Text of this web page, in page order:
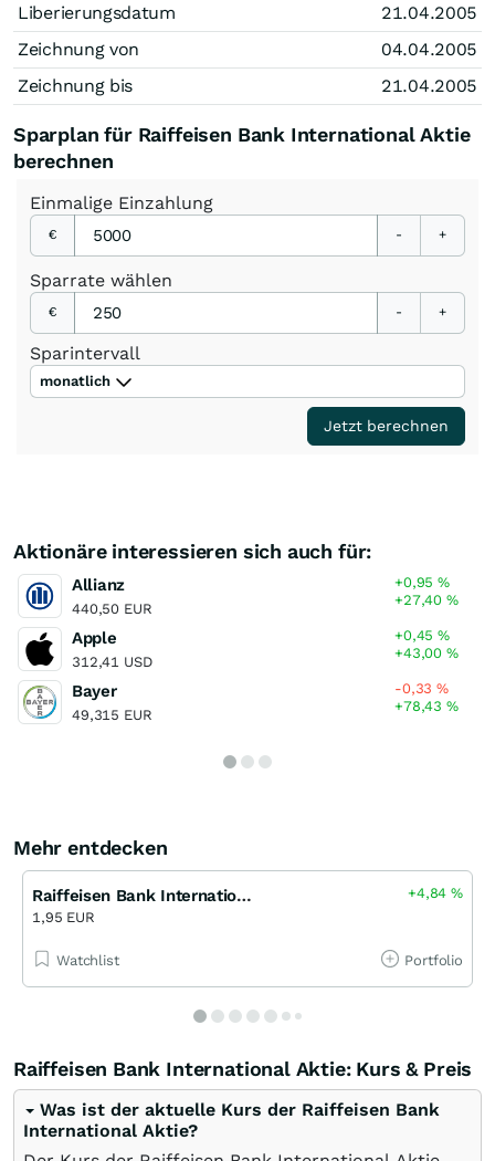
Liberierungsdatum
21.04.2005
Zeichnung von
04.04.2005
Zeichnung bis
21.04.2005
Sparplan für Raiffeisen Bank International Aktie
berechnen
Einmalige Einzahlung
€ - +
Sparrate wählen
€ - +
Sparintervall
monatlich
Jetzt berechnen
Aktionäre interessieren sich auch für:
Allianz
440,50 EUR
+0,95%
+27,40%
Apple
312,41 USD
+0,45%
+43,00%
Bayer
49,315 EUR
-0,33%
+78,43%
Mehr entdecken
Raiffeisen Bank International Long 48 bis 06/2027 (EGB)
1,95 EUR
+4,84%
Watchlist Portfolio
Raiffeisen Bank International Aktie: Kurs & Preis
Was ist der aktuelle Kurs der Raiffeisen Bank
International Aktie?